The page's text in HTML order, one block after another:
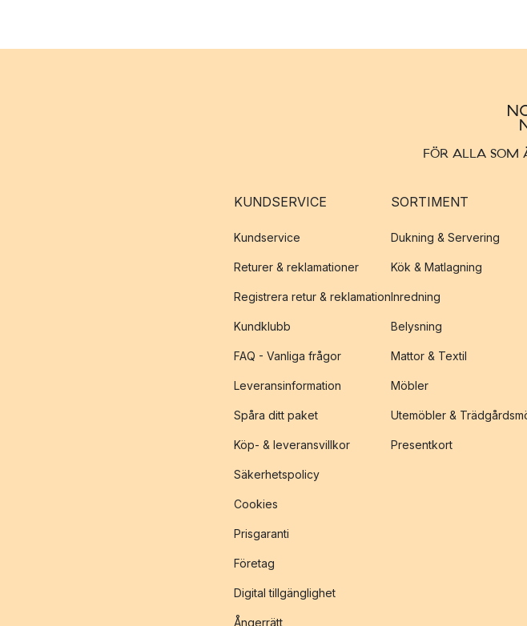
FÖR ALLA SOM
KUNDSERVICE
Kundservice
Returer & reklamationer
Registrera retur & reklamation
Kundklubb
FAQ - Vanliga frågor
Leveransinformation
Spåra ditt paket
Köp- & leveransvillkor
Säkerhetspolicy
Cookies
Prisgaranti
Företag
Digital tillgänglighet
Ångerrätt
SORTIMENT
Dukning & Servering
Kök & Matlagning
Inredning
Belysning
Mattor & Textil
Möbler
Utemöbler &
Presentkort